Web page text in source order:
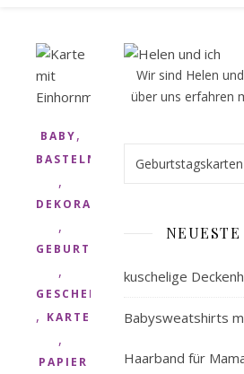
BABY,
BASTELN
,
DEKORATION
,
GEBURTSTAG
,
GESCHENK
, KARTE
,
PAPIER
Wir sind Helen
über uns erfahren
kuschelige
Babysweatshirts
Haarband für